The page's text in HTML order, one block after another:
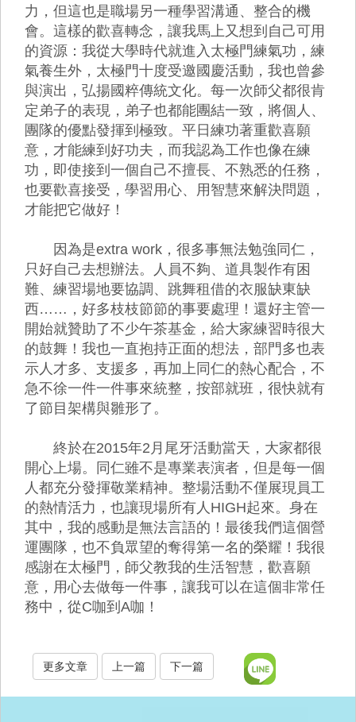
力，但這也是職場另一種學習溝通、整合的機
會。這樣的歡喜轉念，讓我馬上又想到自己可用
的資源：我從大學時代就進入太極門練氣功，練
氣養生外，太極門十度受邀國慶活動，我也曾參
與演出，弘揚國粹傳統文化。每一次師父都很肯
定弟子的表現，弟子也都能團結一致，將個人、
團隊的優點發揮到極致。平日練功著重歡喜願
意，才能練到好功夫，而我認為工作也像在練
功，即使接到一個自己不擅長、不熟悉的任務，
也要歡喜接受，學習用心、用智慧來解決問題，
才能把它做好！
因為是extra work，很多事無法勉強同仁，
只好自己去想辦法。人員不夠、道具製作有困
難、練習場地要協調、跳舞租借的衣服缺東缺
西……，好多枝枝節節的事要處理！還好主管一
開始就贊助了不少午茶基金，給大家練習時很大
的鼓舞！我也一直抱持正面的想法，部門多也表
示人才多、支援多，再加上同仁的熱心配合，不
急不徐一件一件事來統整，按部就班，很快就有
了節目架構與雛形了。
終於在2015年2月尾牙活動當天，大家都很
開心上場。同仁雖不是專業表演者，但是每一個
人都充分發揮敬業精神。整場活動不僅展現員工
的熱情活力，也讓現場所有人HIGH起來。身在
其中，我的感動是無法言語的！最後我們這個營
運團隊，也不負眾望的奪得第一名的榮耀！我很
感謝在太極門，師父教我的生活智慧，歡喜願
意，用心去做每一件事，讓我可以在這個非常任
務中，從C咖到A咖！
更多文章 上一篇 下一篇